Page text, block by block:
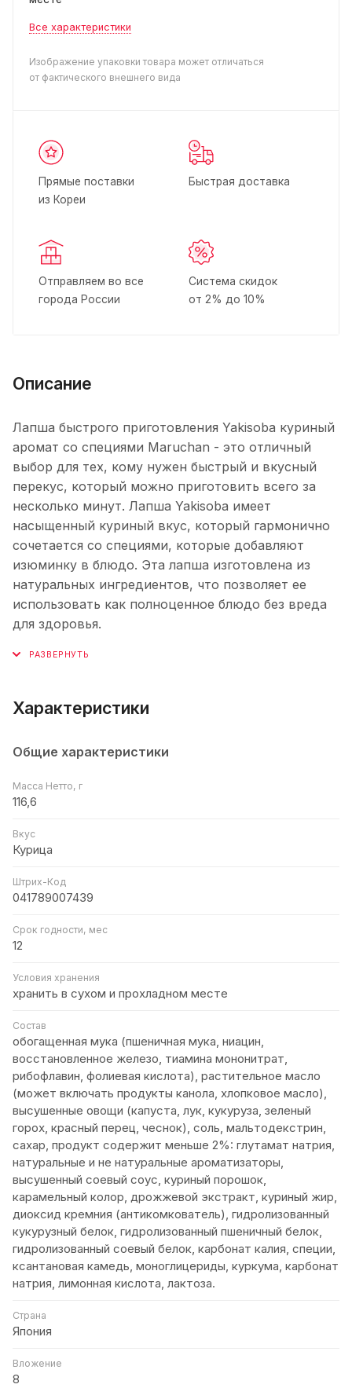
Все характеристики
Изображение упаковки товара может отличаться
от фактического внешнего вида
Прямые поставки
из Кореи
Быстрая доставка
Отправляем во все
города России
Система скидок
от 2% до 10%
Описание
Лапша быстрого приготовления Yakisoba куриный
аромат со специями Maruchan - это отличный
выбор для тех, кому нужен быстрый и вкусный
перекус, который можно приготовить всего за
несколько минут. Лапша Yakisoba имеет
насыщенный куриный вкус, который гармонично
сочетается со специями, которые добавляют
изюминку в блюдо. Эта лапша изготовлена из
натуральных ингредиентов, что позволяет ее
использовать как полноценное блюдо без вреда
для здоровья.
Характеристики
Общие характеристики
Масса Нетто, г
116,6
Вкус
Курица
Штрих-Код
041789007439
Срок годности, мес
12
Условия хранения
хранить в сухом и прохладном месте
Состав
обогащенная мука (пшеничная мука, ниацин,
восстановленное железо, тиамина мононитрат,
рибофлавин, фолиевая кислота), растительное масло
(может включать продукты канола, хлопковое масло),
высушенные овощи (капуста, лук, кукуруза, зеленый
горох, красный перец, чеснок), соль, мальтодекстрин,
сахар, продукт содержит меньше 2%: глутамат натрия,
натуральные и не натуральные ароматизаторы,
высушенный соевый соус, куриный порошок,
карамельный колор, дрожжевой экстракт, куриный жир,
диоксид кремния (антикомкователь), гидролизованный
кукурузный белок, гидролизованный пшеничный белок,
гидролизованный соевый белок, карбонат калия, специи,
ксантановая камедь, моноглицериды, куркума, карбонат
натрия, лимонная кислота, лактоза.
Страна
Япония
Вложение
8